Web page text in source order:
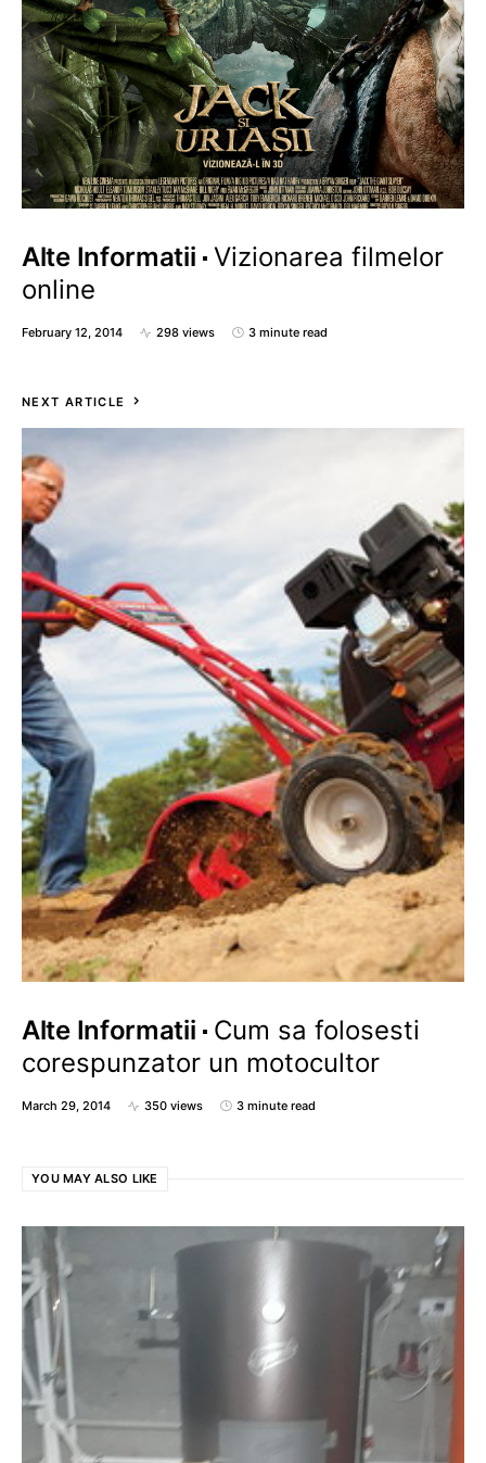
Alte Informatii Vizionarea filmelor
online
February 12, 2014 298 views 3 minute read
NEXT ARTICLE
Alte Informatii
Cum sa folosesti
corespunzator un motocultor
March 29, 2014 350 views 3 minute read
YOU MAY ALSO LIKE